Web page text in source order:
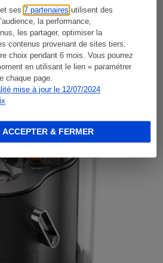
et ses7 partenaires utilisent des
la performance,
les partager, optimiser la
contenus provenant de sites tiers.
choix pendant 6 mois. Vous pourrez
en utilisant le lien « paramétrer
chaque page.
mise à jour le 12/07/2024
ACCEPTER & FERMER